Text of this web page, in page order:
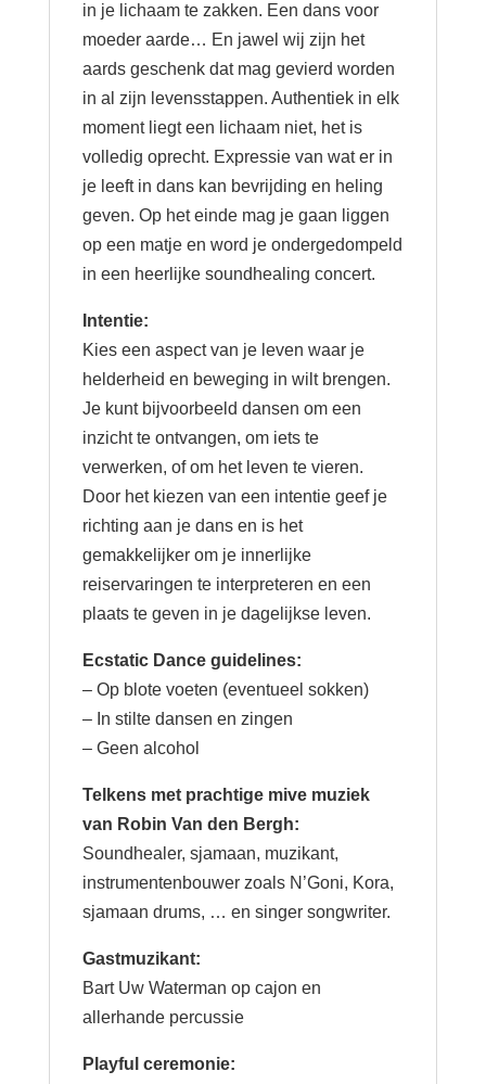
in je lichaam te zakken. Een dans voor
moeder aarde… En jawel wij zijn het
aards geschenk dat mag gevierd worden
in al zijn levensstappen. Authentiek in elk
moment liegt een lichaam niet, het is
volledig oprecht. Expressie van wat er in
je leeft in dans kan bevrijding en heling
geven. Op het einde mag je gaan liggen
op een matje en word je ondergedompeld
in een heerlijke soundhealing concert.
Intentie:
Kies een aspect van je leven waar je
helderheid en beweging in wilt brengen.
Je kunt bijvoorbeeld dansen om een
inzicht te ontvangen, om iets te
verwerken, of om het leven te vieren.
Door het kiezen van een intentie geef je
richting aan je dans en is het
gemakkelijker om je innerlijke
reiservaringen te interpreteren en een
plaats te geven in je dagelijkse leven.
Ecstatic Dance guidelines:
– Op blote voeten (eventueel sokken)
– In stilte dansen en zingen
– Geen alcohol
Telkens met prachtige mive muziek
van Robin Van den Bergh:
Soundhealer, sjamaan, muzikant,
instrumentenbouwer zoals N’Goni, Kora,
sjamaan drums, … en singer songwriter.
Gastmuzikant:
Bart Uw Waterman op cajon en
allerhande percussie
Playful ceremonie: